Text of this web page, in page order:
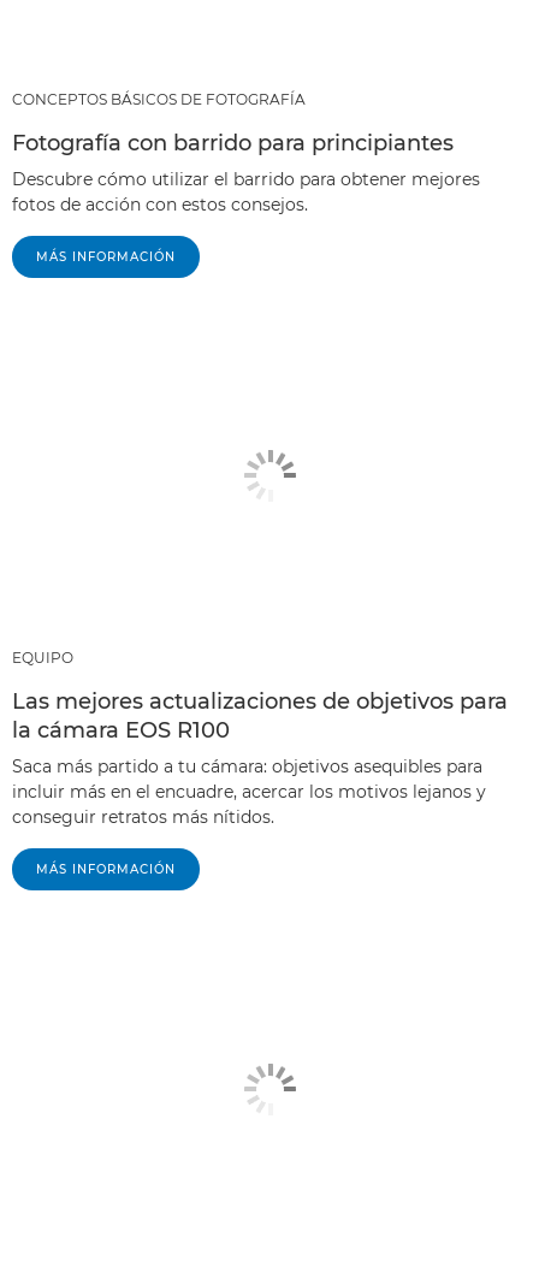
CONCEPTOS BÁSICOS DE FOTOGRAFÍA
Fotografía con barrido para principiantes
Descubre cómo utilizar el barrido para obtener mejores
fotos de acción con estos consejos.
MÁS INFORMACIÓN
EQUIPO
Las mejores actualizaciones de objetivos para
la cámara EOS R100
Saca más partido a tu cámara: objetivos asequibles para
incluir más en el encuadre, acercar los motivos lejanos y
conseguir retratos más nítidos.
MÁS INFORMACIÓN